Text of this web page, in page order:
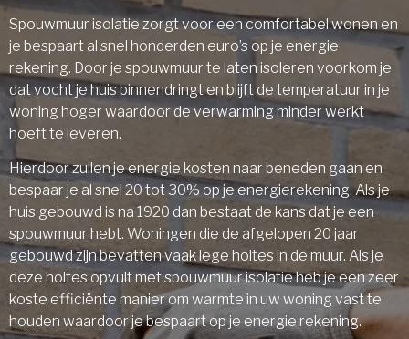
Spouwmuur isolatie zorgt voor een comfortabel wonen en
je bespaart al snel honderden euro’s op je energie
rekening. Door je spouwmuur te laten isoleren voorkom je
dat vocht je huis binnendringt en blijft de temperatuur in je
woning hoger waardoor de verwarming minder werkt
hoeft te leveren.
Hierdoor zullen je energie kosten naar beneden gaan en
bespaar je al snel 20 tot 30% op je energierekening. Als je
huis gebouwd is na 1920 dan bestaat de kans dat je een
spouwmuur hebt. Woningen die de afgelopen 20 jaar
gebouwd zijn bevatten vaak lege holtes in de muur. Als je
deze holtes opvult met spouwmuur isolatie heb je een zeer
koste efficiënte manier om warmte in uw woning vast te
houden waardoor je bespaart op je energie rekening.